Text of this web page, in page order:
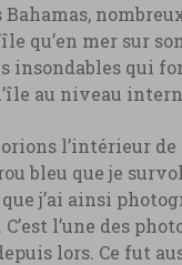
Bahamas,
qu’en mer sur
insondables qui
au niveau
l’intérieur de
bleu que je
j’ai ainsi
l’une des
lors. Ce fut